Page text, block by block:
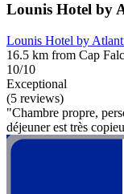
Lounis Hotel by
Lounis Hotel by
16.5 km from Cap
10/10
Exceptional
(5 reviews)
"Chambre propre,
déjeuner est très